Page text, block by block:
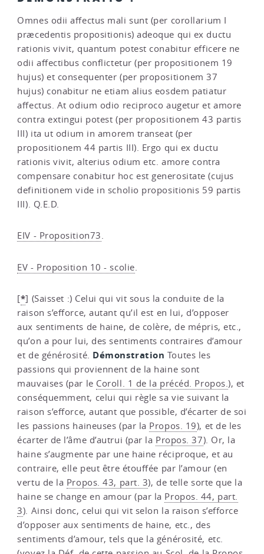
Omnes odii affectus mali sunt (per corollarium I
præcedentis propositionis) adeoque qui ex ductu
rationis vivit, quantum potest conabitur efficere ne
odii affectibus conflictetur (per propositionem 19
hujus) et consequenter (per propositionem 37
hujus) conabitur ne etiam alius eosdem patiatur
affectus. At odium odio reciproco augetur et amore
contra extingui potest (per propositionem 43 partis
III) ita ut odium in amorem transeat (per
propositionem 44 partis III). Ergo qui ex ductu
rationis vivit, alterius odium etc. amore contra
compensare conabitur hoc est generositate (cujus
definitionem vide in scholio propositionis 59 partis
III). Q.E.D.
EIV - Proposition73.
EV - Proposition 10 - scolie
[*] (Saisset :) Celui qui vit sous la conduite de la
raison s’efforce, autant qu’il est en lui, d’opposer
aux sentiments de haine, de colère, de mépris, etc.,
qu’on a pour lui, des sentiments contraires d’amour
et de générosité. Démonstration Toutes les
passions qui proviennent de la haine sont
mauvaises (par le Coroll. 1 de la précéd. Propos.), et
conséquemment, celui qui règle sa vie suivant la
raison s’efforce, autant que possible, d’écarter de soi
les passions haineuses (par la Propos. 19), et de les
écarter de l’âme d’autrui (par la Propos. 37). Or, la
haine s’augmente par une haine réciproque, et au
contraire, elle peut être étouffée par l’amour (en
vertu de la Propos. 43, part. 3), de telle sorte que la
haine se change en amour (par la Propos. 44, part.
3). Ainsi donc, celui qui vit selon la raison s’efforce
d’opposer aux sentiments de haine, etc., des
sentiments d’amour, tels que la générosité, etc.